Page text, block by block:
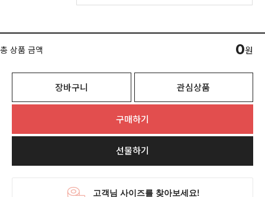
총 상품 금액 0원
장바구니 관심상품
구매하기
선물하기